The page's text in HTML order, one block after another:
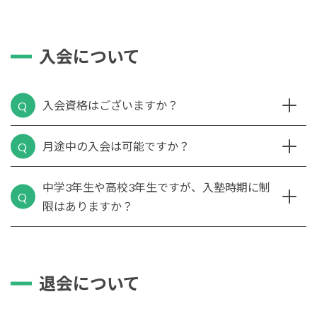
入会について
入会資格はございますか？
月途中の入会は可能ですか？
中学3年生や高校3年生ですが、入塾時期に制
限はありますか？
退会について